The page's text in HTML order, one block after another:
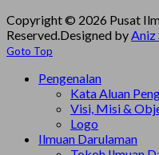
Copyright © 2026 Pusat
Reserved.Designed byAniz
Goto Top
Pengenalan
Kata Aluan
Visi, Misi &
Logo
Ilmuan Darulaman